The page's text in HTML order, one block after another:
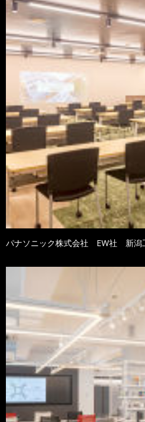
パナソニック株式会社 EW社 新潟